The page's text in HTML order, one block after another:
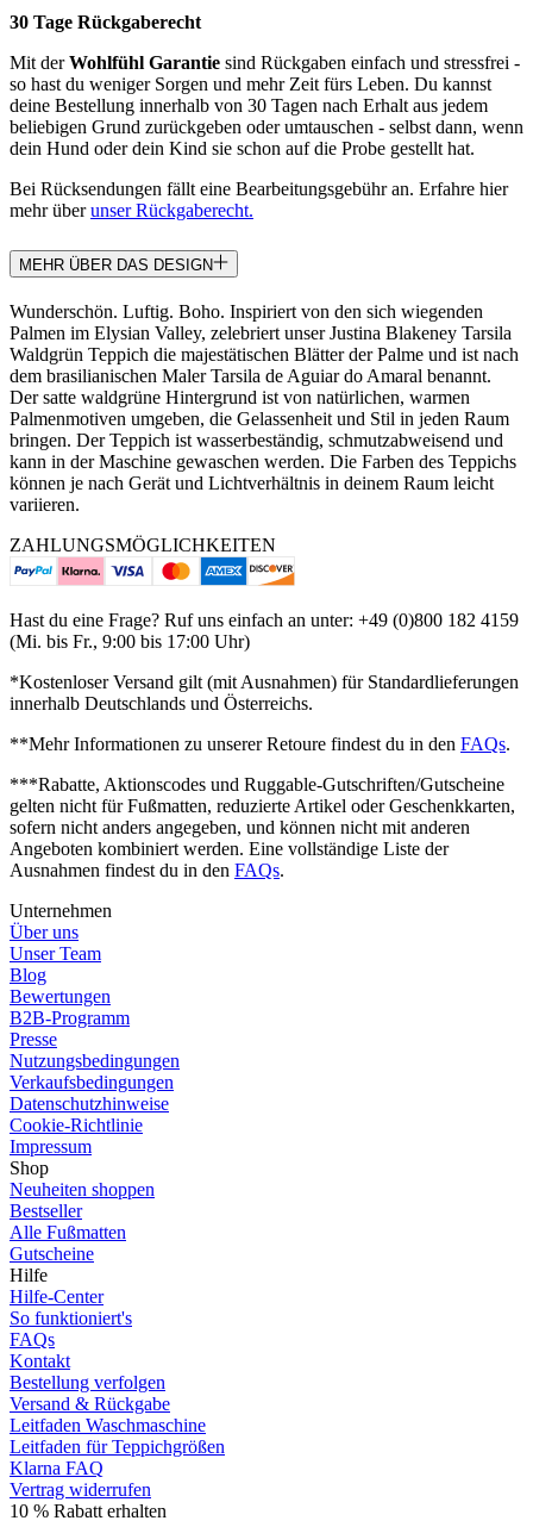
30 Tage Rückgaberecht
Mit derWohlfühl Garantie sind Rückgaben einfach und stressfrei -
so hast du weniger Sorgen und mehr Zeit fürs Leben. Du kannst
deine Bestellung innerhalb von 30 Tagen nach Erhalt aus jedem
beliebigen Grund zurückgeben oder umtauschen - selbst dann, wenn
dein Hund oder dein Kind sie schon auf die Probe gestellt hat.
Bei Rücksendungen fällt eine Bearbeitungsgebühr an. Erfahre hier
mehr überunser Rückgaberecht.
MEHR ÜBER DAS DESIGN
Wunderschön. Luftig. Boho. Inspiriert von den sich wiegenden
Palmen im Elysian Valley, zelebriert unser Justina Blakeney Tarsila
Waldgrün Teppich die majestätischen Blätter der Palme und ist nach
dem brasilianischen Maler Tarsila de Aguiar do Amaral benannt.
Der satte waldgrüne Hintergrund ist von natürlichen, warmen
Palmenmotiven umgeben, die Gelassenheit und Stil in jeden Raum
bringen. Der Teppich ist wasserbeständig, schmutzabweisend und
kann in der Maschine gewaschen werden. Die Farben des Teppichs
können je nach Gerät und Lichtverhältnis in deinem Raum leicht
variieren.
ZAHLUNGSMÖGLICHKEITEN
Hast du eine Frage? Ruf uns einfach an unter: +49 (0)800 182 4159
(Mi. bis Fr., 9:00 bis 17:00 Uhr)
*Kostenloser Versand gilt (mit Ausnahmen) für Standardlieferungen
innerhalb Deutschlands und Österreichs.
**Mehr Informationen zu unserer Retoure findest du in den FAQs.
***Rabatte, Aktionscodes und Ruggable-Gutschriften/Gutscheine
gelten nicht für Fußmatten, reduzierte Artikel oder Geschenkkarten,
sofern nicht anders angegeben, und können nicht mit anderen
Angeboten kombiniert werden. Eine vollständige Liste der
Ausnahmen findest du in den FAQs.
Unternehmen
Über uns
Unser Team
Blog
Bewertungen
B2B-Programm
Presse
Nutzungsbedingungen
Verkaufsbedingungen
Datenschutzhinweise
Cookie-Richtlinie
Impressum
Shop
Neuheiten shoppen
Bestseller
Alle Fußmatten
Gutscheine
Hilfe
Hilfe-Center
So funktioniert's
FAQs
Kontakt
Bestellung verfolgen
Versand & Rückgabe
Leitfaden Waschmaschine
Leitfaden für Teppichgrößen
Klarna FAQ
Vertrag widerrufen
10 % Rabatt erhalten